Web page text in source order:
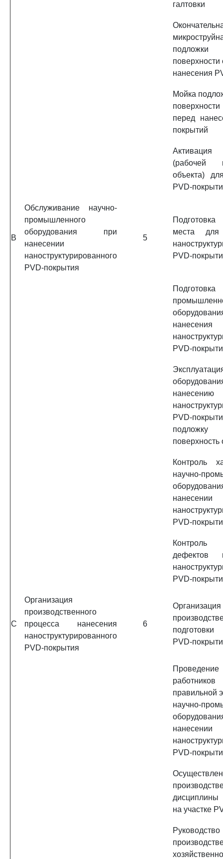
галтовки
поверхности
нанесения
Мойка
перед
покрытий
(рабочей
объекта)
PVD-
B
Обслуживание научно-
промышленного
оборудования при
нанесении
наноструктурированного
PVD-покрытия
5
места для
PVD-
нанесения
PVD-
нанесению
PVD-
поверхность
Контроль
научно-
нанесении
PVD-
Контроль
дефектов
PVD-
C
Организация
производственного
процесса нанесения
наноструктурированного
PVD-покрытия
6
Организация
PVD-
работников
правильной
научно-
нанесении
PVD-
дисциплины
на участке
Руководство